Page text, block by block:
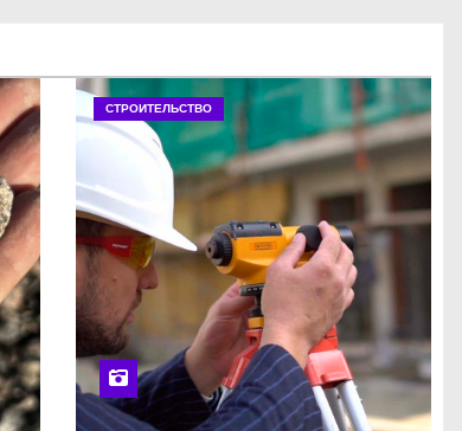
СТРОИТЕЛЬСТВО